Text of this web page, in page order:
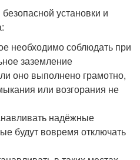
установки и
необходимо соблюдать при
заземление
оно выполнено грамотно,
или возгорания не
надёжные
будут вовремя отключать